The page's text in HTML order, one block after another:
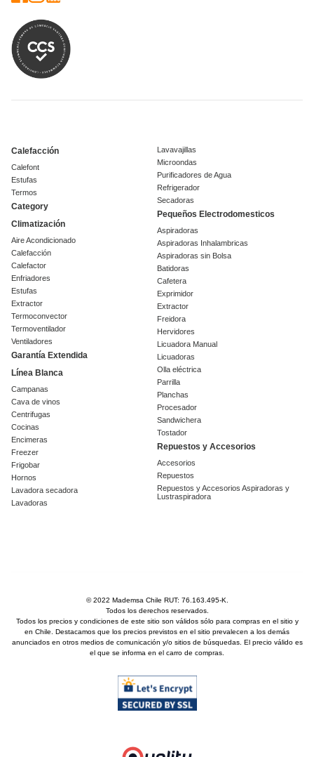
Calefacción
Calefont
Estufas
Termos
Category
Climatización
Aire Acondicionado
Calefacción
Calefactor
Enfriadores
Estufas
Extractor
Termoconvector
Termoventilador
Ventiladores
Garantía Extendida
Línea Blanca
Campanas
Cava de vinos
Centrifugas
Cocinas
Encimeras
Freezer
Frigobar
Hornos
Lavadora secadora
Lavadoras
Lavavajillas
Microondas
Purificadores de Agua
Refrigerador
Secadoras
Pequeños Electrodomesticos
Aspiradoras
Aspiradoras Inhalambricas
Aspiradoras sin Bolsa
Batidoras
Cafetera
Exprimidor
Extractor
Freidora
Hervidores
Licuadora Manual
Licuadoras
Olla eléctrica
Parrilla
Planchas
Procesador
Sandwichera
Tostador
Repuestos y Accesorios
Accesorios
Repuestos
Repuestos y Accesorios Aspiradoras y
Lustraspiradora
© 2022 Mademsa Chile RUT: 76.163.495-K.
Todos los derechos reservados.
Todos los precios y condiciones de este sitio son válidos sólo para compras en el sitio y
en Chile. Destacamos que los precios previstos en el sitio prevalecen a los demás
anunciados en otros medios de comunicación y/o sitios de búsquedas. El precio válido es
el que se informa en el carro de compras.